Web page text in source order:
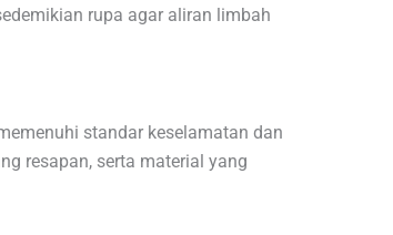
rupa agar aliran limbah
standar keselamatan dan
resapan, serta material yang